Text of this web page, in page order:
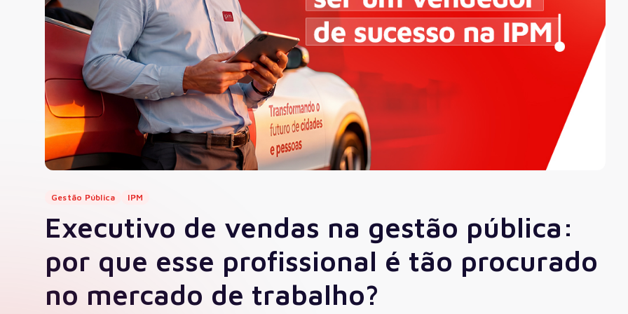
Contabilidade Recursos Humanos Procuradoria IPM Ver todas
Gestão Pública IPM
Executivo de vendas na gestão pública:
por que esse profissional é tão procurado
no mercado de trabalho?